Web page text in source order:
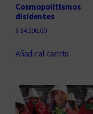
Cosmopolitismos
disidentes
$ 34.500,00
Añadir al carrito